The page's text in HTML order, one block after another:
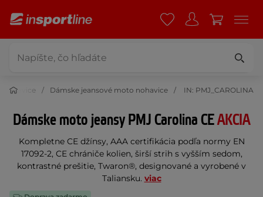
nohavice Dámske jeansové moto nohavice IN: PMJ_CAROLINA
Dámske moto jeansy PMJ Carolina CEAKCIA
Kompletne CE džínsy, AAA certifikácia podľa normy EN
17092-2, CE chrániče kolien, širší strih s vyšším sedom,
kontrastné prešitie, Twaron®, designované a vyrobené v
Taliansku. viac